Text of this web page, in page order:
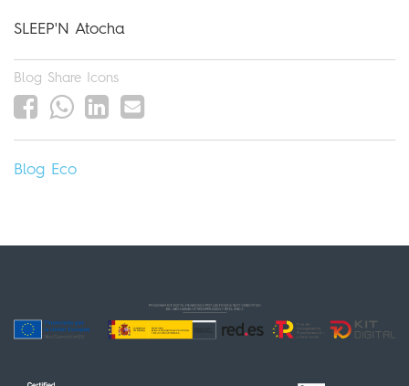
SLEEP'N Atocha
Blog Share Icons
Blog Eco